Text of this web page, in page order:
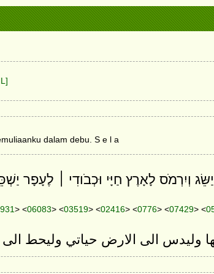
dalam debu. S e l a
> <06083> <03519> <02416> <0776> <07429> <
وليدس الى الارض حياتي وليحط